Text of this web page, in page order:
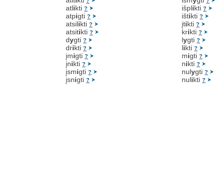
atlikti ?
atpigti ?
atsilikti ?
atsitikti ?
dygti ?
drikti ?
įmigti ?
įnikti ?
įsmigti ?
įsnigti ?
išplikti ?
ištikti ?
įtikti ?
krikti ?
lygti ?
likti ?
migti ?
nikti ?
nulygti ?
nulikti ?